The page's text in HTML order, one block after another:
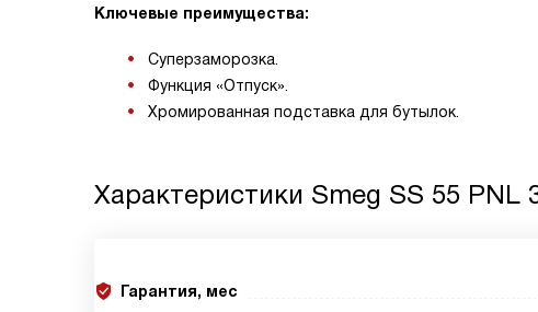
Ключевые преимущества:
Суперзаморозка.
Функция «Отпуск».
Хромированная подставка для бутылок.
Характеристики Smeg SS 55 PNL
Гарантия, мес